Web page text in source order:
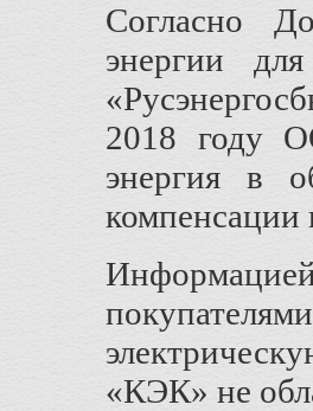
Согласно
энергии
2018 году
энергия в
компенсации
«КЭК» не